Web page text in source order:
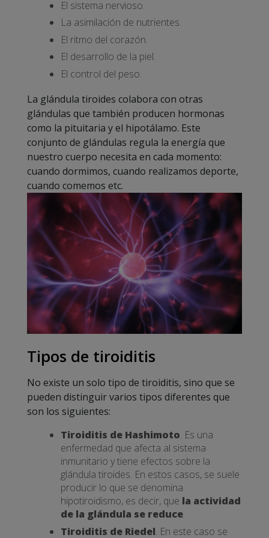
El sistema nervioso.
La asimilación de nutrientes.
El ritmo del corazón.
El desarrollo de la piel.
El control del peso.
La glándula tiroides colabora con otras
glándulas que también producen hormonas
como la pituitaria y el hipotálamo. Este
conjunto de glándulas regula la energía que
nuestro cuerpo necesita en cada momento:
cuando dormimos, cuando realizamos deporte,
cuando comemos etc.
Tipos de tiroiditis
No existe un solo tipo de tiroiditis, sino que se
pueden distinguir varios tipos diferentes que
son los siguientes:
Tiroiditis de Hashimoto. Es una
enfermedad que afecta al sistema
inmunitario y tiene efectos sobre la
glándula tiroides. En estos casos, se suele
producir lo que se denomina
hipotiroidismo, es decir, que la actividad
de la glándula se reduce.
Tiroiditis de Riedel. En este caso se